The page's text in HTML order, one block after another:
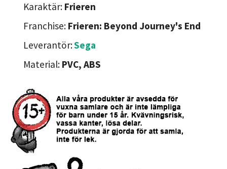
Karaktär: Frieren
Franchise: Frieren: Beyond Journey's End
Leverantör:Sega
Material: PVC, ABS